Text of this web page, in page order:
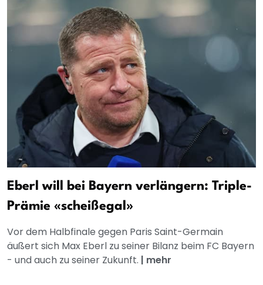
Eberl will bei Bayern verlängern: Triple-
Prämie «scheißegal»
Vor dem Halbfinale gegen Paris Saint-Germain
äußert sich Max Eberl zu seiner Bilanz beim FC Bayern
- und auch zu seiner Zukunft. | mehr